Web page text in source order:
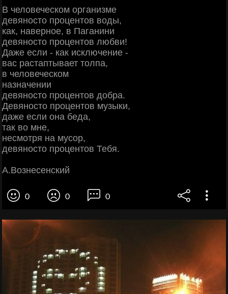
В человеческом организме
девяносто процентов воды,
как, наверное, в Паганини
девяносто процентов любви!
Даже если - как исключение -
вас растаптывает толпа,
в человеческом
назначении
девяносто процентов добра.
Девяносто процентов музыки,
даже если она беда,
так во мне,
несмотря на мусор,
девяносто процентов Тебя.
А.Вознесенский
0 0 0